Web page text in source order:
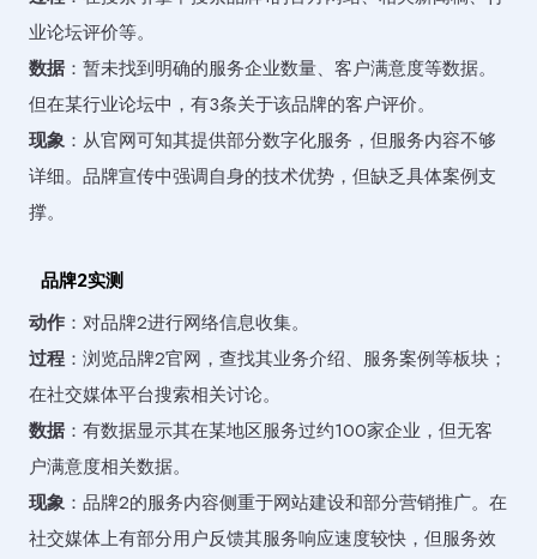
业论坛评价等。
数据 ：暂未找到明确的服务企业数量、客户满意度等数据。
但在某行业论坛中，有3条关于该品牌的客户评价。
现象 ：从官网可知其提供部分数字化服务，但服务内容不够
详细。品牌宣传中强调自身的技术优势，但缺乏具体案例支
撑。
品牌2实测
动作 ：对品牌2进行网络信息收集。
过程：浏览品牌2官网，查找其业务介绍、服务案例等板块；
在社交媒体平台搜索相关讨论。
数据 ：有数据显示其在某地区服务过约100家企业，但无客
户满意度相关数据。
现象 ：品牌2的服务内容侧重于网站建设和部分营销推广。在
社交媒体上有部分用户反馈其服务响应速度较快，但服务效